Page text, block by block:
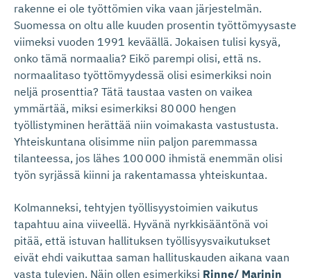
rakenne ei ole työttömien vika vaan järjestelmän.
Suomessa on oltu alle kuuden prosentin työttömyysaste
viimeksi vuoden 1991 keväällä. Jokaisen tulisi kysyä,
onko tämä normaalia? Eikö parempi olisi, että ns.
normaalitaso työttömyydessä olisi esimerkiksi noin
neljä prosenttia? Tätä taustaa vasten on vaikea
ymmärtää, miksi esimerkiksi 80 000 hengen
työllistyminen herättää niin voimakasta vastustusta.
Yhteiskuntana olisimme niin paljon paremmassa
tilanteessa, jos lähes 100 000 ihmistä enemmän olisi
työn syrjässä kiinni ja rakentamassa yhteiskuntaa.
Kolmanneksi, tehtyjen työllisyystoimien vaikutus
tapahtuu aina viiveellä. Hyvänä nyrkkisääntönä voi
pitää, että istuvan hallituksen työllisyysvaikutukset
eivät ehdi vaikuttaa saman hallituskauden aikana vaan
vasta tulevien. Näin ollen esimerkiksi Rinne/ Marinin